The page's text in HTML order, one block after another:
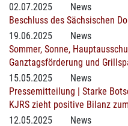
02.07.2025
News
Beschluss des Sächsischen
19.06.2025
News
Sommer, Sonne,
Ganztagsförderung und
15.05.2025
News
Pressemitteilung | Starke
KJRS zieht positive Bilanz
12.05.2025
News